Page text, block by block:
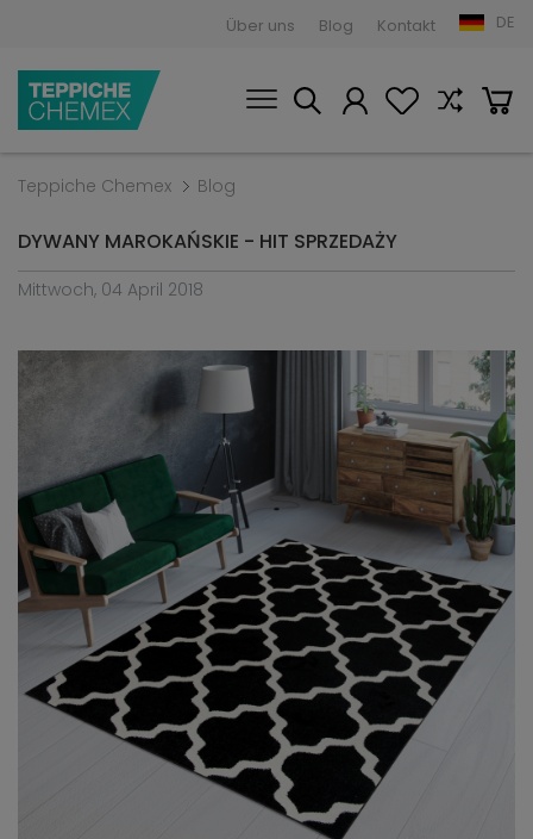
Über uns Blog Kontakt DE
Teppiche Chemex Blog
DYWANY MAROKAŃSKIE - HIT SPRZEDAŻY
Mittwoch, 04 April 2018